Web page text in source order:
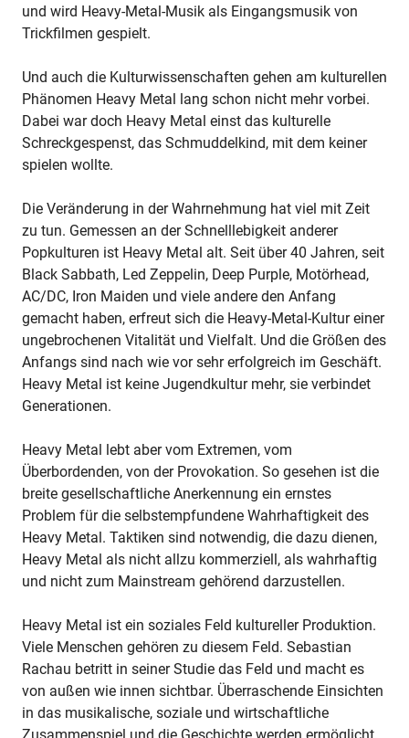
und wird Heavy-Metal-Musik als Eingangsmusik von
Trickfilmen gespielt.
Und auch die Kulturwissenschaften gehen am kulturellen
Phänomen Heavy Metal lang schon nicht mehr vorbei.
Dabei war doch Heavy Metal einst das kulturelle
Schreckgespenst, das Schmuddelkind, mit dem keiner
spielen wollte.
Die Veränderung in der Wahrnehmung hat viel mit Zeit
zu tun. Gemessen an der Schnelllebigkeit anderer
Popkulturen ist Heavy Metal alt. Seit über 40 Jahren, seit
Black Sabbath, Led Zeppelin, Deep Purple, Motörhead,
AC/DC, Iron Maiden und viele andere den Anfang
gemacht haben, erfreut sich die Heavy-Metal-Kultur einer
ungebrochenen Vitalität und Vielfalt. Und die Größen des
Anfangs sind nach wie vor sehr erfolgreich im Geschäft.
Heavy Metal ist keine Jugendkultur mehr, sie verbindet
Generationen.
Heavy Metal lebt aber vom Extremen, vom
Überbordenden, von der Provokation. So gesehen ist die
breite gesellschaftliche Anerkennung ein ernstes
Problem für die selbstempfundene Wahrhaftigkeit des
Heavy Metal. Taktiken sind notwendig, die dazu dienen,
Heavy Metal als nicht allzu kommerziell, als wahrhaftig
und nicht zum Mainstream gehörend darzustellen.
Heavy Metal ist ein soziales Feld kultureller Produktion.
Viele Menschen gehören zu diesem Feld. Sebastian
Rachau betritt in seiner Studie das Feld und macht es
von außen wie innen sichtbar. Überraschende Einsichten
in das musikalische, soziale und wirtschaftliche